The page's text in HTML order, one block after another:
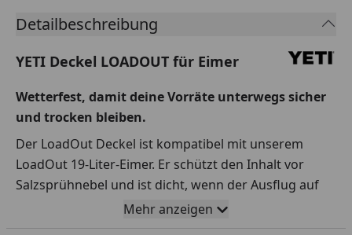
Detailbeschreibung
YETI Deckel LOADOUT für Eimer
Wetterfest, damit deine Vorräte unterwegs sicher
und trocken bleiben.
Der LoadOut Deckel ist kompatibel mit unserem
LoadOut 19-Liter-Eimer. Er schützt den Inhalt vor
Salzsprühnebel und ist dicht, wenn der Ausflug auf
dem Wasser etwas schaukelig wird. In Anlehnung an
die Rambler Deckelfamilie ist er transparent, leicht zu
Mehr anzeigen